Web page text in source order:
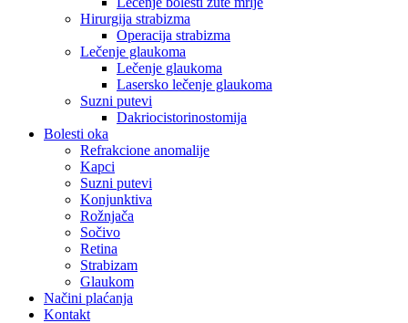
Hirurgija strabizma
Operacija strabizma
Lečenje glaukoma
Lečenje glaukoma
Lasersko lečenje glaukoma
Suzni putevi
Dakriocistorinostomija
Bolesti oka
Refrakcione anomalije
Kapci
Suzni putevi
Konjunktiva
Rožnjača
Sočivo
Retina
Strabizam
Glaukom
Načini plaćanja
Kontakt